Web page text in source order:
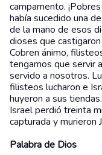
campamento.
había sucedido una
de la mano de esos
dioses que
Cobren ánimo,
tengamos que servir
servido a nosotros.
filisteos lucharon e
huyeron a sus
Israel perdió treinta
capturada y murieron
Palabra de Dios